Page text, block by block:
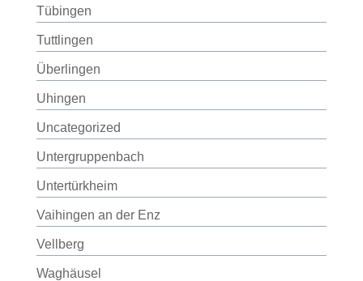
Tübingen
Tuttlingen
Überlingen
Uhingen
Uncategorized
Untergruppenbach
Untertürkheim
Vaihingen an der Enz
Vellberg
Waghäusel